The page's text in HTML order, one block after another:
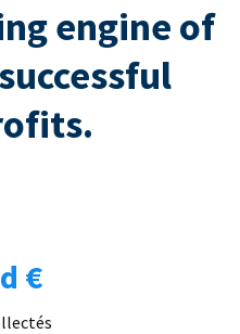
engine of
€